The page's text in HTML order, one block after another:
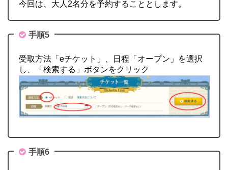
今回は、大人2名分を予約することとします。
手順5
受取方法「eチケット」、日程「オープン」を選択
し、「検索する」ボタンをクリック
手順6